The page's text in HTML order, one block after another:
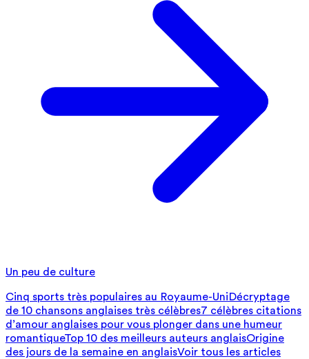
Un peu de culture
Cinq sports très populaires au Royaume-UniDécryptage
de 10 chansons anglaises très célèbres7 célèbres citations
d’amour anglaises pour vous plonger dans une humeur
romantiqueTop 10 des meilleurs auteurs anglaisOrigine
des jours de la semaine en anglaisVoir tous les articles